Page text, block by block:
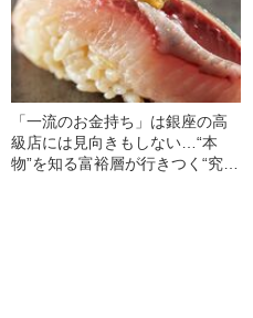
「一流のお金持ち」は銀座の高
級店には見向きもしない…“本
物”を知る富裕層が行きつく“究極